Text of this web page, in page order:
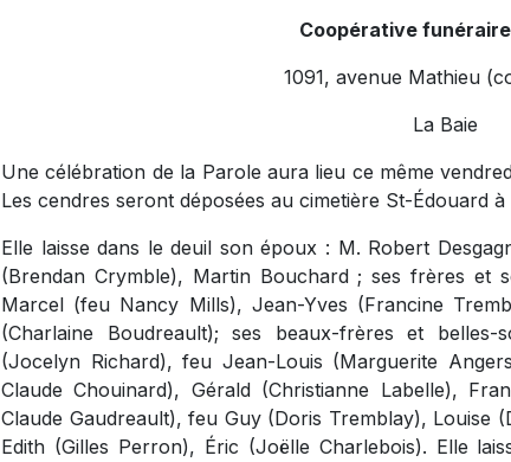
Coopérative
1091, avenue Mathieu
La Baie
Une célébration de la Parole aura lieu ce même
Les cendres seront déposées au cimetière St-Édouard
Elle laisse dans le deuil son époux : M. Robert
(Brendan Crymble), Martin Bouchard ; ses frères et
Marcel (feu Nancy Mills), Jean-Yves (Francine
(Charlaine Boudreault); ses beaux-frères et
(Jocelyn Richard), feu Jean-Louis (Marguerite
Claude Chouinard), Gérald (Christianne Labelle),
Claude Gaudreault), feu Guy (Doris Tremblay), Louise
Edith (Gilles Perron), Éric (Joëlle Charlebois). Elle